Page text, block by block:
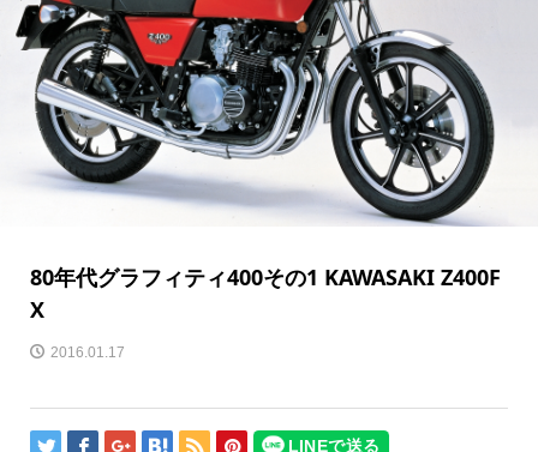
80年代グラフィティ400その1 KAWASAKI Z400F
X
2016.01.17